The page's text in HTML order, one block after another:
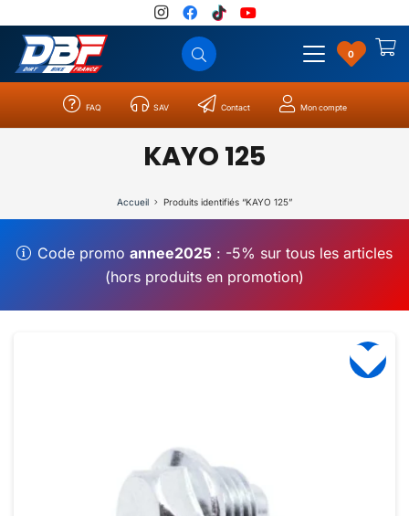
0
FAQ SAV Contact Mon compte
KAYO 125
Accueil Produits identifiés “KAYO 125”
Code promo annee2025: -5% sur tous les articles
(hors produits en promotion)
Catégories Résultats